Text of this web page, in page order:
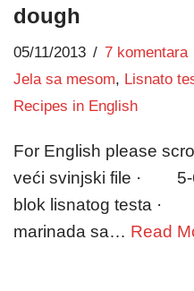
dough
05/11/2013
7 komentara
Jela sa mesom, Lisnato
Recipes in English
For English please
veći svinjski file ·
blok lisnatog testa
marinada sa… Read